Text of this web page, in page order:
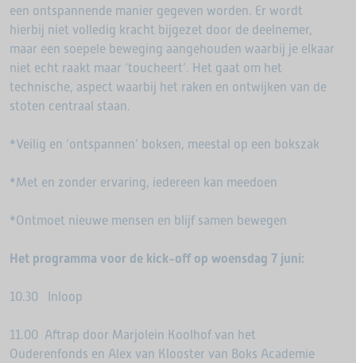
een ontspannende manier gegeven worden. Er wordt
hierbij niet volledig kracht bijgezet door de deelnemer,
maar een soepele beweging aangehouden waarbij je elkaar
niet echt raakt maar ‘toucheert’. Het gaat om het
technische, aspect waarbij het raken en ontwijken van de
stoten centraal staan.
*Veilig en ‘ontspannen’ boksen, meestal op een bokszak
*Met en zonder ervaring, iedereen kan meedoen
*Ontmoet nieuwe mensen en blijf samen bewegen
Het programma voor de kick-off op woensdag 7 juni:
10.30 Inloop
11.00 Aftrap door Marjolein Koolhof van het
Ouderenfonds en Alex van Klooster van Boks Academie